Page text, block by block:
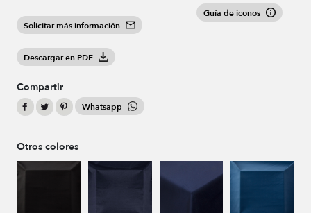
Solicitar más información
Descargar en PDF
Compartir
Whatsapp
Guía de iconos
Otros colores